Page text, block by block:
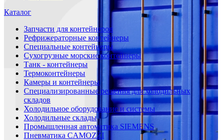
Каталог
Запчасти для контейнеров
Рефрижераторные контейнеры
Специальные контейнеры
Сухогрузные морские контейнеры
Танк - контейнеры
Термоконтейнеры
Камеры и контейнеры
Специализированные решения для холодильных
складов
Холодильное оборудование и системы
Холодильные склады
Промышленная автоматика SIEMENS
Пневматика CAMOZZI